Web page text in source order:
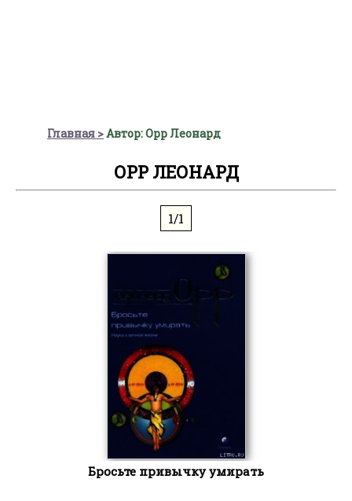
Главная Автор: Орр Леонард
ОРР ЛЕОНАРД
1/1
Бросьте привычку умирать